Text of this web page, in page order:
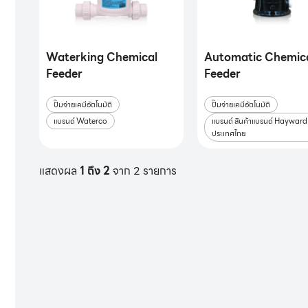
Waterking Chemical
Feeder
ปั๊มจ่ายเคมีอัตโนมัติ
แบรนด์ Waterco
Automatic
Feeder
ปั๊มจ่ายเคมีอัตโนมัติ
แบรนด์ สินค้าแบรนด์ Hayward
ประเทศไทย
แสดงผล 1 ถึง 2 จาก 2 รายการ